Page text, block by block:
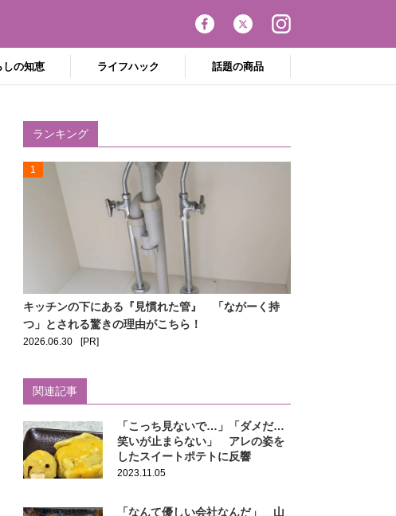
しの知恵 ライフハック 話題の商品
ランキング
1
キッチンの下にある『見慣れた管』 「ながーく持
つ」とされる驚きの理由がこちら！
2026.06.30 [PR]
関連記事
「こっち見ないで…」「ダメだ…
笑いが止まらない」 アレの姿を
したスイートポテトに反響
2023.11.05
「なんて優しい会社なんだ」 山